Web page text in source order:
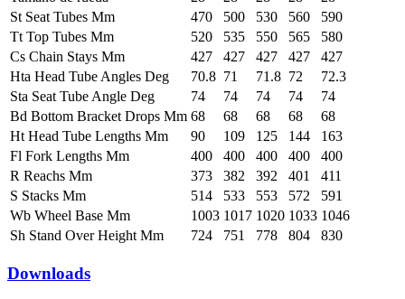
St Seat Tubes Mm
470 500 530 560
590
Tt Top Tubes Mm
520 535 550 565
580
Cs Chain Stays Mm
427 427 427 427
427
Hta Head Tube Angles Deg
70.8 71 71.8 72
72.3
Sta Seat Tube Angle Deg
74 74 74 74
74
Bd Bottom Bracket Drops Mm 68 68 68 68
68
Ht Head Tube Lengths Mm
90 109 125 144
163
Fl Fork Lengths Mm
400 400 400 400
400
R Reachs Mm
373 382 392 401
411
S Stacks Mm
514 533 553 572
591
Wb Wheel Base Mm
1003 1017 1020 1033 1046
Sh Stand Over Height Mm
724 751 778 804 830
Downloads